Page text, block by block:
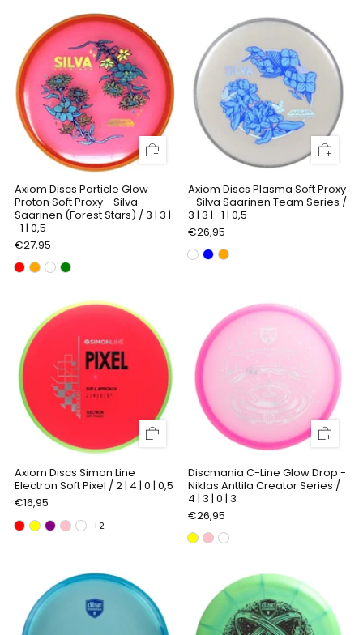
Axiom Discs Particle Glow
Proton Soft Proxy - Silva
Saarinen (Forest Stars) / 3 | 3 |
-1 | 0,5
€27,95
Axiom Discs Plasma Soft Proxy
- Silva Saarinen Team Series /
3 | 3 | -1 | 0,5
€26,95
Axiom Discs Simon Line
Electron Soft Pixel / 2 | 4 | 0 | 0,5
€16,95
+2
Discmania C-Line Glow Drop -
Niklas Anttila Creator Series /
4 | 3 | 0 | 3
€26,95